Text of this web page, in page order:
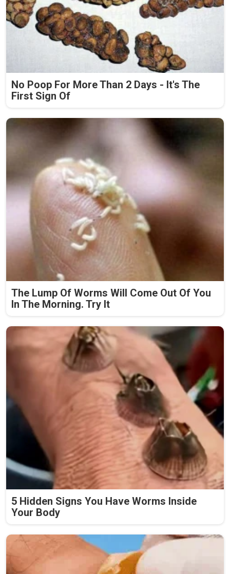
No Poop For More Than 2 Days - It's The
First Sign Of
The Lump Of Worms Will Come Out Of You
In The Morning. Try It
5 Hidden Signs You Have Worms Inside
Your Body